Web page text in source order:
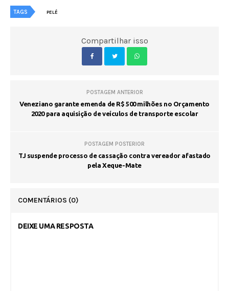
TAGS PELÉ
Compartilhar isso
POSTAGEM ANTERIOR
Veneziano garante emenda de R$ 500 milhões no Orçamento
2020 para aquisição de veículos de transporte escolar
POSTAGEM POSTERIOR
TJ suspende processo de cassação contra vereador afastado
pela Xeque-Mate
COMENTÁRIOS (0)
DEIXE UMA RESPOSTA